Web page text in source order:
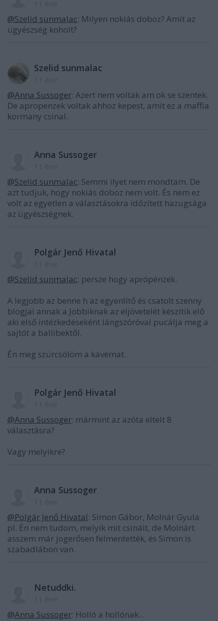
@Szelid sunmalac: Milyen nokiás doboz? Amit az
ügyészség koholt?
Szelid sunmalac
@Anna Sussoger: Azert nem voltak am ok se szentek.
De apropenzek voltak ahhoz kepest, amit ez a maffia
kormany csinal.
Anna Sussoger
@Szelid sunmalac: Semmi ilyet nem mondtam. De
azt tudjuk, hogy nokiás doboz nem volt. És nem ez
volt az egyetlen a választásokra időzített hazugsága
az ügyészségnek.
Polgár Jenő Hivatal
@Szelid sunmalac: persze hogy aprópénzek.
A legjobb az benne h az egyenlítő és csatolt szenny
blogjai annak a Jobbiknak az eljövetelét készítik elő
aki első intézkedéseként lángszóróval pucálja meg a
sajtót a ballibektől.
Én meg szürcsölöm a kávémat.
Polgár Jenő Hivatal
@Anna Sussoger: mármint az azóta eltelt 8
választásra?
Vagy melyikre?
Anna Sussoger
@Polgár Jenő Hivatal: Simon Gábor, Molnár Gyula
pl. Én nem tudom, melyik mit csinált, de Molnárt
asszem már jogerősen felmentették, és Simon is
szabadlábon van.
Netuddki.
@Anna Sussoger: Holló a hollónak...